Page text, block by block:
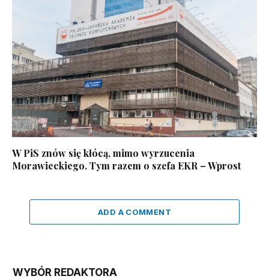
W PiS znów się kłócą, mimo wyrzucenia
Morawieckiego. Tym razem o szefa EKR – Wprost
ADD A COMMENT
WYBÓR REDAKTORA